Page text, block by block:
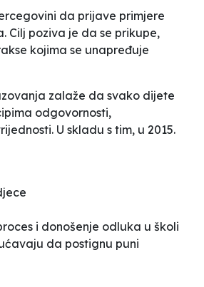
da prijave primjere
Cilj poziva je da se prikupe,
kojima se unapređuje
zalaže da svako dijete
odgovornosti,
U skladu s tim, u 2015.
i donošenje odluka u školi
da postignu puni